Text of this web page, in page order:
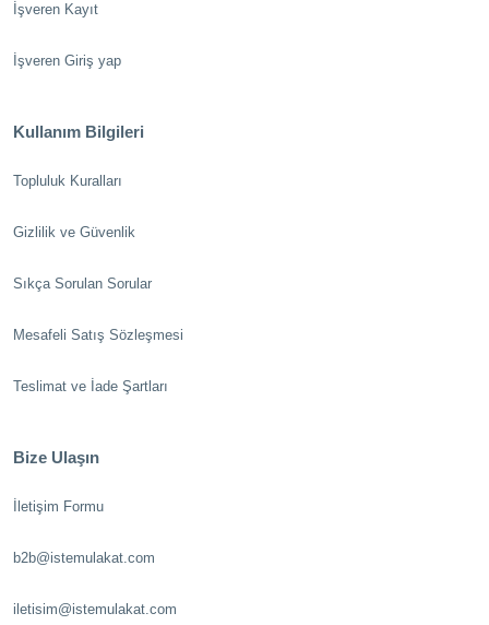
İşveren Kayıt
İşveren Giriş yap
Kullanım Bilgileri
Topluluk Kuralları
Gizlilik ve Güvenlik
Sıkça Sorulan Sorular
Mesafeli Satış Sözleşmesi
Teslimat ve İade Şartları
Bize Ulaşın
İletişim Formu
b2b@istemulakat.com
iletisim@istemulakat.com